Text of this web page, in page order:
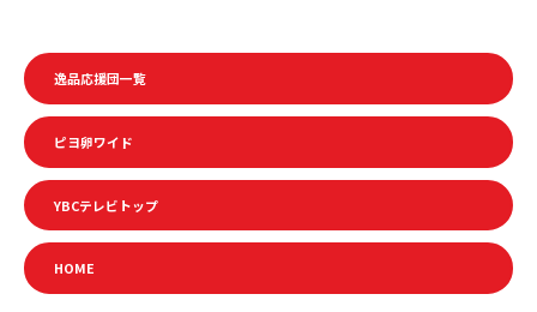
逸品応援団一覧
ピヨ卵ワイド
YBCテレビトップ
HOME